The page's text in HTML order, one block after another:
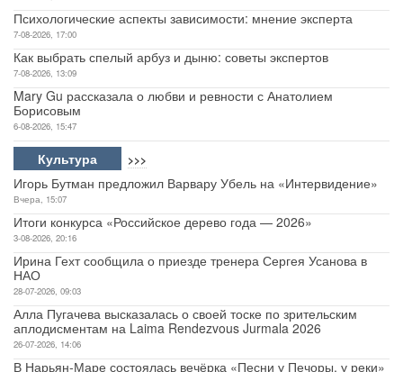
Психологические аспекты зависимости: мнение эксперта
7-08-2026, 17:00
Как выбрать спелый арбуз и дыню: советы экспертов
7-08-2026, 13:09
Mary Gu рассказала о любви и ревности с Анатолием
Борисовым
6-08-2026, 15:47
Культура >>>
Игорь Бутман предложил Варвару Убель на «Интервидение»
Вчера, 15:07
Итоги конкурса «Российское дерево года — 2026»
3-08-2026, 20:16
Ирина Гехт сообщила о приезде тренера Сергея Усанова в
НАО
28-07-2026, 09:03
Алла Пугачева высказалась о своей тоске по зрительским
аплодисментам на Laima Rendezvous Jurmala 2026
26-07-2026, 14:06
В Нарьян-Маре состоялась вечёрка «Песни у Печоры, у реки»